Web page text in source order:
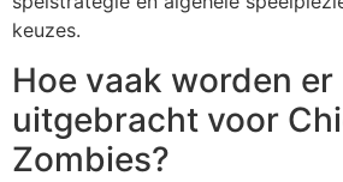
keuzes.
Hoe vaak worden
uitgebracht voor
Zombies?